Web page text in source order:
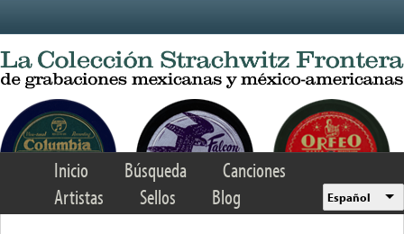
Inicio Búsqueda
Canciones
Artistas
Sellos Blog Español